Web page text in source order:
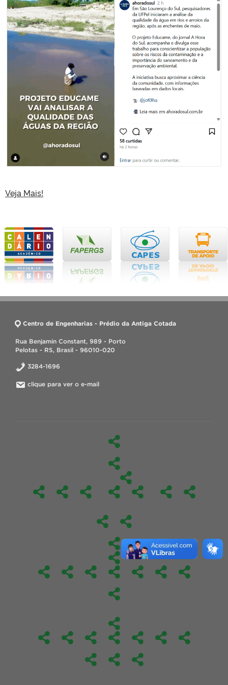
Veja Mais!
Centro de Engenharias - Prédio da Antiga Cotada
Rua Benjamin Constant, 989 - Porto
Pelotas - RS, Brasil - 96010-020
3284-1696
clique para ver o e-mail